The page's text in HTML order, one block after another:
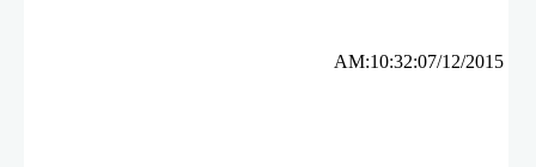
AM:10:32:07/12/2015